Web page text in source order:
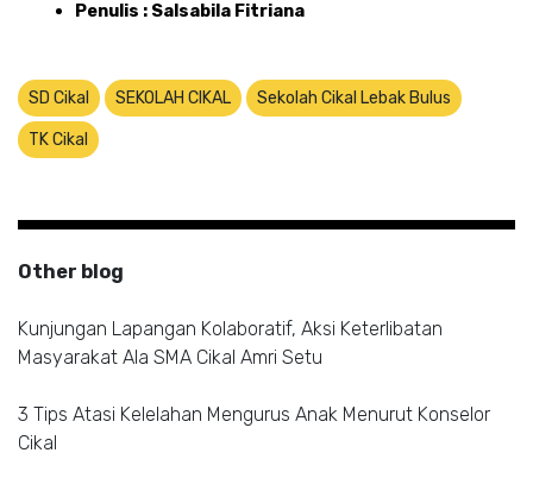
Penulis : Salsabila Fitriana
SD Cikal SEKOLAH CIKAL Sekolah Cikal Lebak Bulus
TK Cikal
Other blog
Kunjungan Lapangan Kolaboratif, Aksi Keterlibatan
Masyarakat Ala SMA Cikal Amri Setu
3 Tips Atasi Kelelahan Mengurus Anak Menurut Konselor
Cikal